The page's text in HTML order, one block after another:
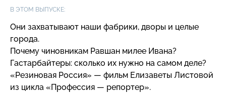
В ЭТОМ ВЫПУСКЕ:
Они захватывают наши фабрики, дворы и целые
города.
Почему чиновникам Равшан милее Ивана?
Гастарбайтеры: сколько их нужно на самом деле?
«Резиновая Россия» — фильм Елизаветы Листовой
из цикла «Профессия — репортер».